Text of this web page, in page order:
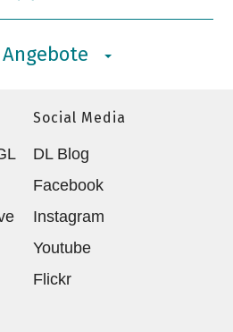
Social Media
DL Blog
Facebook
Instagram
Youtube
Flickr